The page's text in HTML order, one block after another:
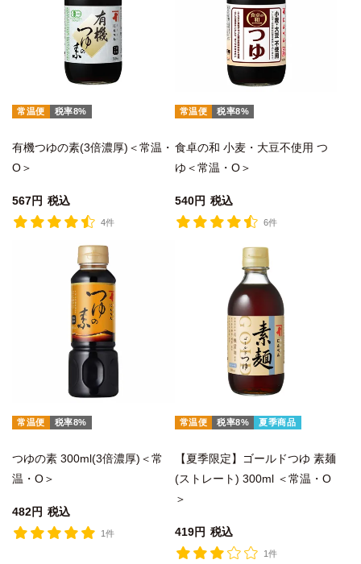
常温便 税率8%
有機つゆの素(3倍濃厚)＜常温・
O＞
567 税込
4件
常温便 税率8%
食卓の和 小麦・大豆不使用 つ
ゆ＜常温・O＞
540 税込
6件
常温便 税率8%
つゆの素 300ml(3倍濃厚)＜常
温・O＞
482 税込
1件
常温便 税率8% 夏季商品
【夏季限定】ゴールドつゆ 素麺
(ストレート) 300ml ＜常温・O
＞
419 税込
1件